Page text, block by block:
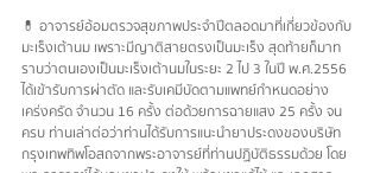
💊 อาจารย์อ้อมตรวจสุขภาพประจำปีตลอดมาที่เกี่ยวข้องกับ
มะเร็งเต้านม เพราะมีญาติสายตรงเป็นมะเร็ง สุดท้ายก็มาท
ราบว่าตนเองเป็นมะเร็งเต้านมในระยะ 2 ไป 3 ในปี พ.ศ.2556
ได้เข้ารับการผ่าตัด และรับเคมีบัดตามแพทย์กำหนดอย่าง
เคร่งครัด จำนวน 16 ครั้ง ต่อด้วยการฉายแสง 25 ครั้ง จน
ครบ ท่านเล่าต่อว่าท่านได้รับการแนะนำยาประดงของบริษัท
กรุงเทพทิพโอสถจากพระอาจารย์ที่ท่านปฏิบัติธรรมด้วย โดย